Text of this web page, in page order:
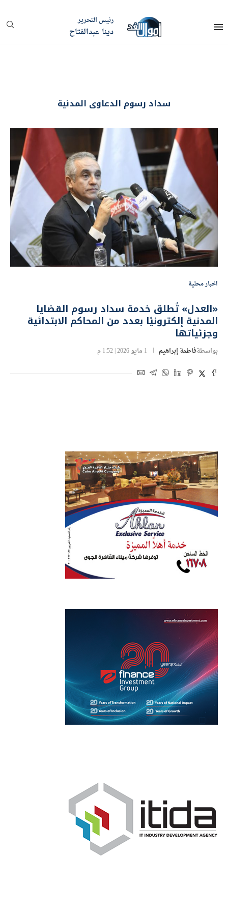
رئيس التحرير
دينا عبدالفتاح
سداد رسوم الدعاوى المدنية
اخبار محلية
«العدل» تُطلق خدمة سداد رسوم القضايا
المدنية إلكترونيًا بعدد من المحاكم الابتدائية
وجزئياتها
بواسطة فاطمة إبراهيم 1 مايو 2026 | 1:52 م